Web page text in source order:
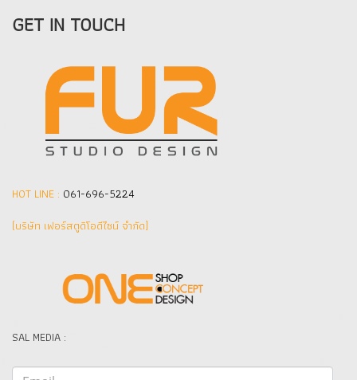
GET IN TOUCH
HOT LINE : 061-696-5224
(บริษัท เฟอร์สตูดิโอดีไซน์ จำกัด]
SAL MEDIA :